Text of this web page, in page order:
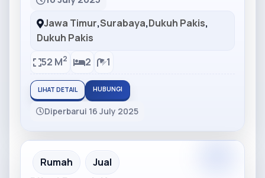
Jawa Timur,Surabaya,Dukuh Pakis,
Dukuh Pakis
52 M2 2 1
LIHAT DETAIL HUBUNGI
Diperbarui 16 July 2025
Partner Ad
Rumah Jual